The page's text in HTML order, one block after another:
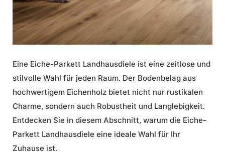
Eine Eiche-Parkett Landhausdiele ist eine zeitlose und
stilvolle Wahl für jeden Raum. Der Bodenbelag aus
hochwertigem Eichenholz bietet nicht nur rustikalen
Charme, sondern auch Robustheit und Langlebigkeit.
Entdecken Sie in diesem Abschnitt, warum die Eiche-
Parkett Landhausdiele eine ideale Wahl für Ihr
Zuhause ist.